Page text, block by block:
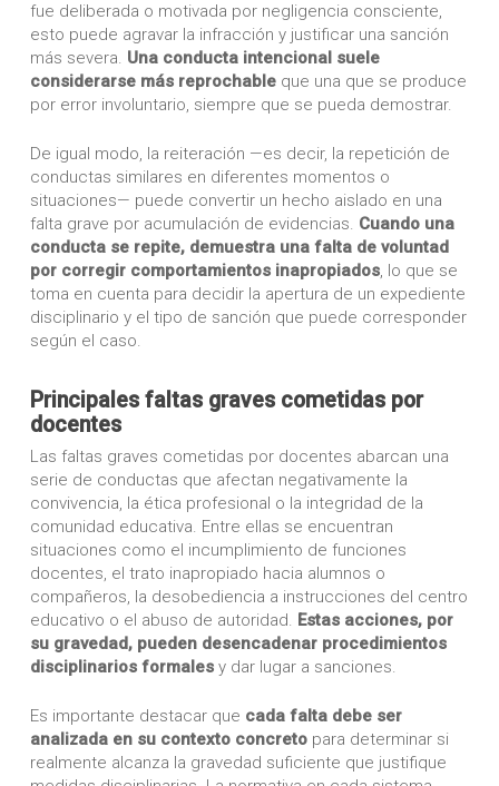
fue deliberada o motivada por negligencia consciente,
esto puede agravar la infracción y justificar una sanción
más severa. Una conducta intencional suele
considerarse más reprochableque una que se produce
por error involuntario, siempre que se pueda demostrar.
De igual modo, la reiteración —es decir, la repetición de
conductas similares en diferentes momentos o
situaciones— puede convertir un hecho aislado en una
falta grave por acumulación de evidencias. Cuando una
conducta se repite, demuestra una falta de voluntad
por corregir comportamientos inapropiados, lo que se
toma en cuenta para decidir la apertura de un expediente
disciplinario y el tipo de sanción que puede corresponder
según el caso.
Principales faltas graves cometidas por
docentes
Las faltas graves cometidas por docentes abarcan una
serie de conductas que afectan negativamente la
convivencia, la ética profesional o la integridad de la
comunidad educativa. Entre ellas se encuentran
situaciones como el incumplimiento de funciones
docentes, el trato inapropiado hacia alumnos o
compañeros, la desobediencia a instrucciones del centro
educativo o el abuso de autoridad. Estas acciones, por
su gravedad, pueden desencadenar procedimientos
disciplinarios formalesy dar lugar a sanciones.
Es importante destacar que cada falta debe ser
analizada en su contexto concretopara determinar si
realmente alcanza la gravedad suficiente que justifique